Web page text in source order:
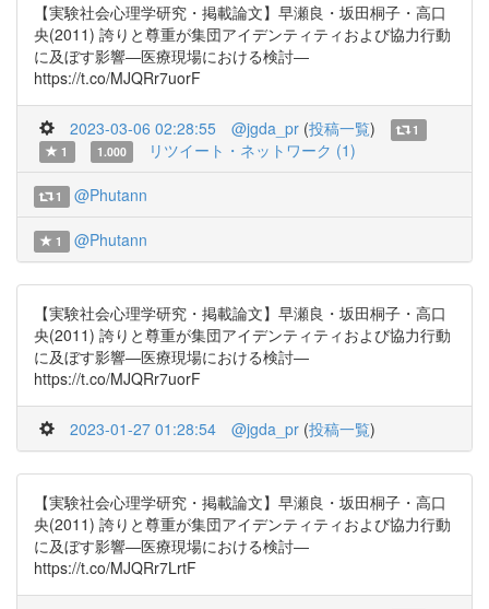
【実験社会心理学研究・掲載論文】早瀬良・坂田桐子・高口
央(2011) 誇りと尊重が集団アイデンティティおよび協力行動
に及ぼす影響―医療現場における検討―
https://t.co/MJQRr7uorF
2023-03-06 02:28:55 @jgda_pr (投稿一覧)
1
1
1.000 リツイート・ネットワーク (1)
1 @Phutann
1 @Phutann
【実験社会心理学研究・掲載論文】早瀬良・坂田桐子・高口
央(2011) 誇りと尊重が集団アイデンティティおよび協力行動
に及ぼす影響―医療現場における検討―
https://t.co/MJQRr7uorF
2023-01-27 01:28:54 @jgda_pr (投稿一覧)
【実験社会心理学研究・掲載論文】早瀬良・坂田桐子・高口
央(2011) 誇りと尊重が集団アイデンティティおよび協力行動
に及ぼす影響―医療現場における検討―
https://t.co/MJQRr7LrtF